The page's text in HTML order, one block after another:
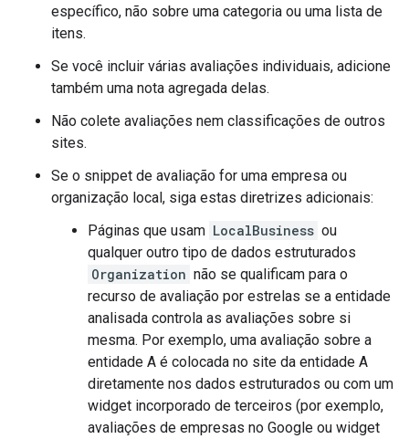
específico, não sobre uma categoria ou uma lista de
itens.
Se você incluir várias avaliações individuais, adicione
também uma nota agregada delas.
Não colete avaliações nem classificações de outros
sites.
Se o snippet de avaliação for uma empresa ou
organização local, siga estas diretrizes adicionais:
Páginas que usam LocalBusiness ou
qualquer outro tipo de dados estruturados
Organization não se qualificam para o
recurso de avaliação por estrelas se a entidade
analisada controla as avaliações sobre si
mesma. Por exemplo, uma avaliação sobre a
entidade A é colocada no site da entidade A
diretamente nos dados estruturados ou com um
widget incorporado de terceiros (por exemplo,
avaliações de empresas no Google ou widget